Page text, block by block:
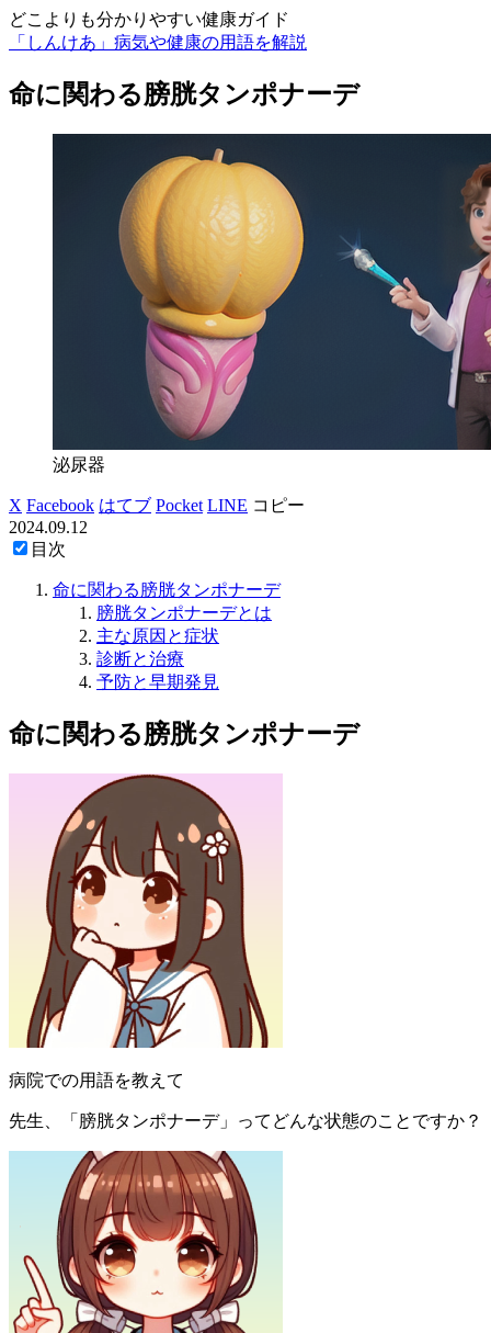
どこよりも分かりやすい健康ガイド
「しんけあ」病気や健康の用語を解説
命に関わる膀胱タンポナーデ
泌尿器
X Facebook はてブ Pocket LINE コピー
2024.09.12
目次
命に関わる膀胱タンポナーデ
膀胱タンポナーデとは
主な原因と症状
診断と治療
予防と早期発見
命に関わる膀胱タンポナーデ
病院での用語を教えて
先生、「膀胱タンポナーデ」ってどんな状態のことですか？